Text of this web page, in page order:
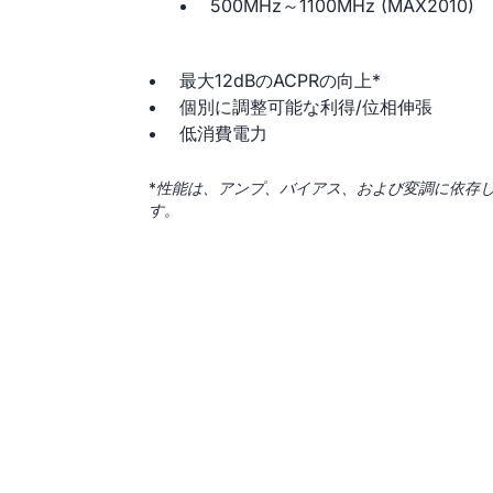
500MHz～1100MHz (MAX2010)
最大12dBのACPRの向上*
個別に調整可能な利得/位相伸張
低消費電力
*性能は、アンプ、バイアス、および変調に依存
す。